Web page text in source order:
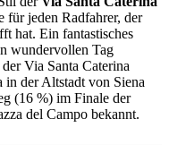
für jeden Radfahrer, der
hat. Ein fantastisches
wundervollen Tag
Via Santa Caterina
in der Altstadt von Siena
(16 %) im Finale der
del Campo bekannt.